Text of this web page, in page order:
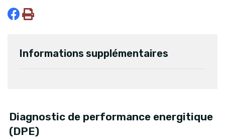
Informations supplémentaires
Diagnostic de performance energitique
(DPE)